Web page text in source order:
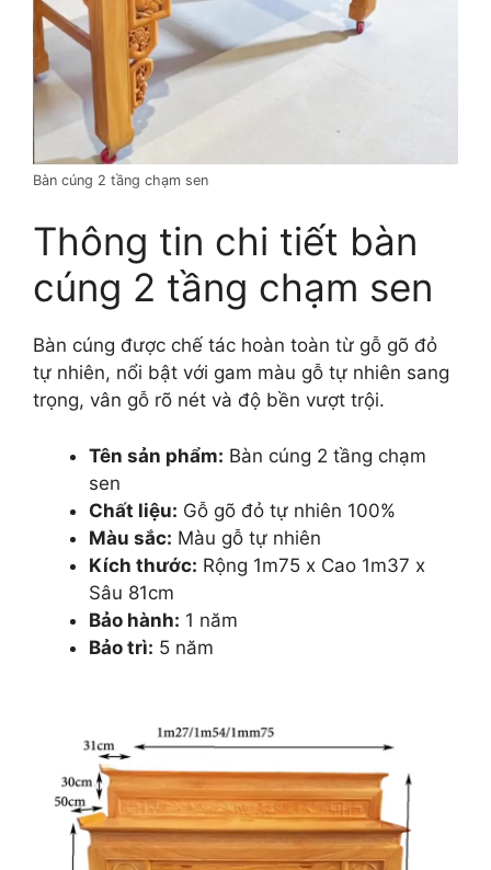
Bàn cúng 2 tầng chạm sen
Thông tin chi tiết bàn
cúng 2 tầng chạm sen
Bàn cúng được chế tác hoàn toàn từ gỗ gõ đỏ
tự nhiên, nổi bật với gam màu gỗ tự nhiên sang
trọng, vân gỗ rõ nét và độ bền vượt trội.
Tên sản phẩm: Bàn cúng 2 tầng chạm
sen
Chất liệu: Gỗ gõ đỏ tự nhiên 100%
Màu sắc: Màu gỗ tự nhiên
Kích thước: Rộng 1m75 x Cao 1m37 x
Sâu 81cm
Bảo hành: 1 năm
Bảo trì: 5 năm